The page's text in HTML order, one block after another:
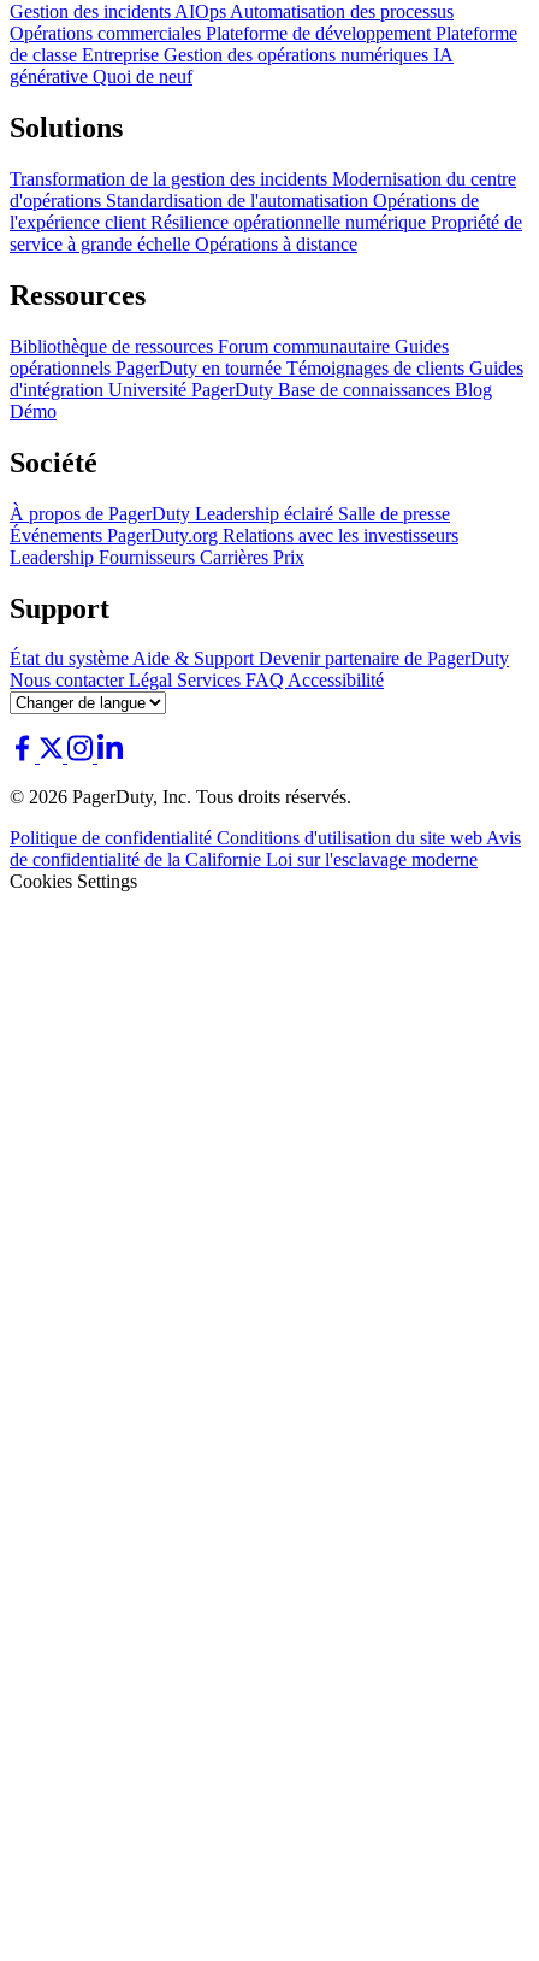
Gestion des incidents AIOps Automatisation des processus
Opérations commerciales Plateforme de développement Plateforme
de classe Entreprise Gestion des opérations numériques IA
générative Quoi de neuf
Solutions
Transformation de la gestion des incidents Modernisation du centre
d'opérations Standardisation de l'automatisation Opérations de
l'expérience client Résilience opérationnelle numérique Propriété de
service à grande échelle Opérations à distance
Ressources
Bibliothèque de ressources Forum communautaire Guides
opérationnels PagerDuty en tournée Témoignages de clients Guides
d'intégration Université PagerDuty Base de connaissances Blog
Démo
Société
À propos de PagerDuty Leadership éclairé Salle de presse
Événements PagerDuty.org Relations avec les investisseurs
Leadership Fournisseurs Carrières Prix
Support
État du systèmeAide & SupportDevenir partenaire de PagerDuty
Nous contacterLégal Services FAQ Accessibilité
© 2026 PagerDuty, Inc. Tous droits réservés.
Politique de confidentialité Conditions d'utilisation du site webAvis
de confidentialité de la Californie Loi sur l'esclavage moderne
Cookies Settings